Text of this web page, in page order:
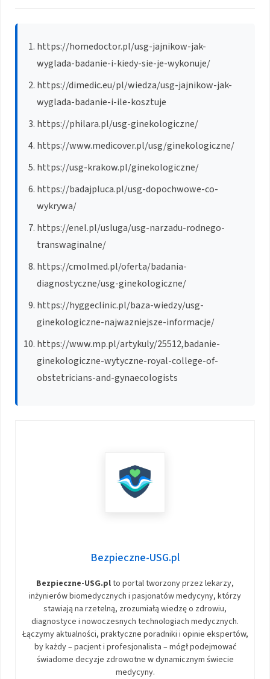
https://homedoctor.pl/usg-jajnikow-jak-
wyglada-badanie-i-kiedy-sie-je-wykonuje/
https://dimedic.eu/pl/wiedza/usg-jajnikow-jak-
wyglada-badanie-i-ile-kosztuje
https://philara.pl/usg-ginekologiczne/
https://www.medicover.pl/usg/ginekologiczne/
https://usg-krakow.pl/ginekologiczne/
https://badajpluca.pl/usg-dopochwowe-co-
wykrywa/
https://enel.pl/usluga/usg-narzadu-rodnego-
transwaginalne/
https://cmolmed.pl/oferta/badania-
diagnostyczne/usg-ginekologiczne/
https://hyggeclinic.pl/baza-wiedzy/usg-
ginekologiczne-najwazniejsze-informacje/
https://www.mp.pl/artykuly/25512,badanie-
ginekologiczne-wytyczne-royal-college-of-
obstetricians-and-gynaecologists
Bezpieczne-USG.pl
Bezpieczne-USG.plto portal tworzony przez lekarzy,
inżynierów biomedycznych i pasjonatów medycyny, którzy
stawiają na rzetelną, zrozumiałą wiedzę o zdrowiu,
diagnostyce i nowoczesnych technologiach medycznych.
Łączymy aktualności, praktyczne poradniki i opinie ekspertów,
by każdy – pacjent i profesjonalista – mógł podejmować
świadome decyzje zdrowotne w dynamicznym świecie
medycyny.